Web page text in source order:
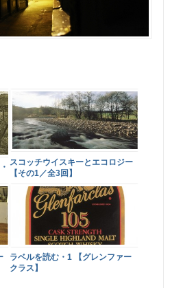
スコッチウイスキーとエコロジー
【その1／全3回】
ラベルを読む・1 【グレンファー
クラス】